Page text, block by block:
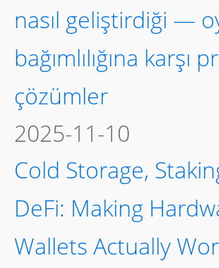
nasıl geliştirdiği —
bağımlılığına karşı
çözümler
2025-11-10
Cold Storage,
DeFi: Making
Wallets Actually